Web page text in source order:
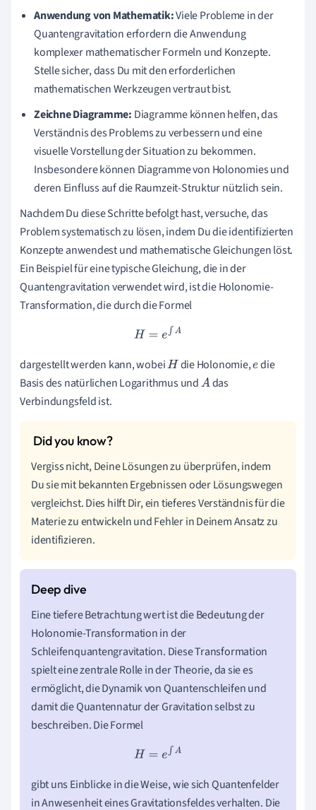
Anwendung von Mathematik:Viele Probleme in der
Quantengravitation erfordern die Anwendung
komplexer mathematischer Formeln und Konzepte.
Stelle sicher, dass Du mit den erforderlichen
mathematischen Werkzeugen vertraut bist.
Zeichne Diagramme: Diagramme können helfen, das
Verständnis des Problems zu verbessern und eine
visuelle Vorstellung der Situation zu bekommen.
Insbesondere können Diagramme von Holonomies und
deren Einfluss auf die Raumzeit-Struktur nützlich sein.
Nachdem Du diese Schritte befolgt hast, versuche, das
Problem systematisch zu lösen, indem Du die identifizierten
Konzepte anwendest und mathematische Gleichungen löst.
Ein Beispiel für eine typische Gleichung, die in der
Quantengravitation verwendet wird, ist die Holonomie-
Transformation, die durch die Formel
H=e ∫A
dargestellt werden kann, wobeiH die Holonomie,edie
Basis des natürlichen Logarithmus undA das
Verbindungsfeld ist.
Vergiss nicht, Deine Lösungen zu überprüfen, indem
Du sie mit bekannten Ergebnissen oder Lösungswegen
vergleichst. Dies hilft Dir, ein tieferes Verständnis für die
Materie zu entwickeln und Fehler in Deinem Ansatz zu
identifizieren.
Eine tiefere Betrachtung wert ist die Bedeutung der
Holonomie-Transformation in der
Schleifenquantengravitation. Diese Transformation
spielt eine zentrale Rolle in der Theorie, da sie es
ermöglicht, die Dynamik von Quantenschleifen und
damit die Quantennatur der Gravitation selbst zu
beschreiben. Die Formel
H=e ∫A
gibt uns Einblicke in die Weise, wie sich Quantenfelder
in Anwesenheit eines Gravitationsfeldes verhalten. Die